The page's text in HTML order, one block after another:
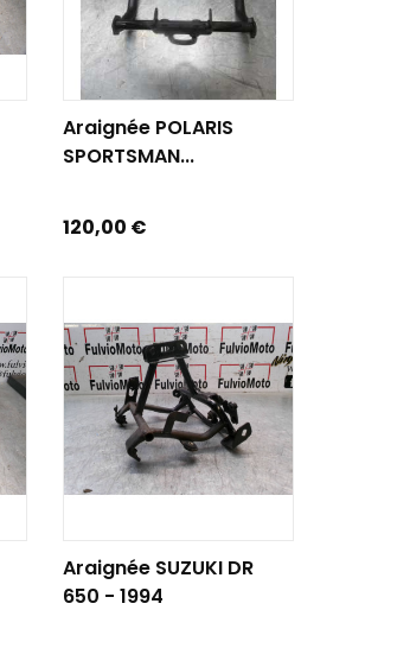
AJOUTER AU PANIER
Araignée POLARIS
SPORTSMAN...
Prix
120,00 €
Araignée SUZUKI DR
650 - 1994